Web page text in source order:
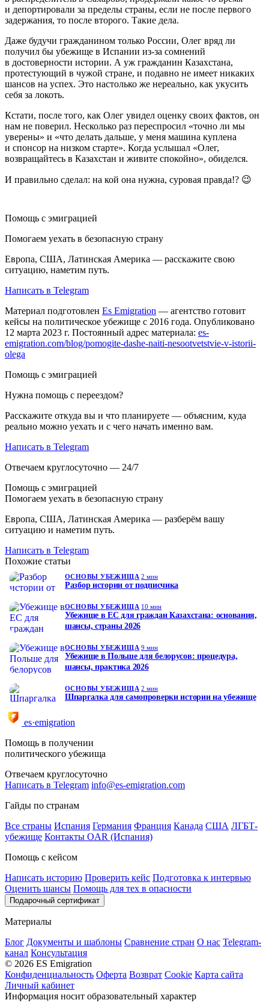
и депортировали за пределы страны, если не после первого
задержания, то после второго. Такие дела.
Даже будучи гражданином только России, Олег вряд ли
получил бы убежище в Испании из-за сомнений
в достоверности истории. А уж гражданин Казахстана,
протестующий в чужой стране, и подавно не имеет никаких
шансов на успех. Это настолько же нереально, как укусить
себя за локоть.
Кстати, после того, как Олег увидел оценку своих фактов, он
нам не поверил. Несколько раз переспросил «точно ли мы
уверены» и «что делать дальше, у меня машина куплена
и спонсор на низком старте». Когда услышал «Олег,
возвращайтесь в Казахстан и живите спокойно», обиделся.
И правильно сделал: на кой она нужна, суровая правда!? 😉
Помощь с эмиграцией
Помогаем уехать в безопасную страну
Европа, США, Латинская Америка — расскажите свою
ситуацию, наметим путь.
Написать в Telegram
Материал подготовлен Es Emigration — агентство готовит
кейсы на политическое убежище с 2016 года. Опубликовано
12 марта 2023 г. Постоянный адрес материала: es-
emigration.com/blog/pomogite-dashe-naiti-nesootvetstvie-v-istorii-
olega
Помощь с эмиграцией
Нужна помощь с переездом?
Расскажите откуда вы и что планируете — объясним, куда
реально можно уехать и с чего начать именно вам.
Написать в Telegram
Отвечаем круглосуточно — 24/7
Помощь с эмиграцией
Помогаем уехать в безопасную страну
Европа, США, Латинская Америка — разберём вашу
ситуацию и наметим путь.
Написать в Telegram
Похожие статьи
ОСНОВЫ УБЕЖИЩА 2 мин
Разбор истории от подписчика
ОСНОВЫ УБЕЖИЩА 10 мин
Убежище в ЕС для граждан Казахстана: основания,
шансы, страны 2026
ОСНОВЫ УБЕЖИЩА 9 мин
Убежище в Польше для белорусов: процедура,
шансы, практика 2026
ОСНОВЫ УБЕЖИЩА 2 мин
Шпаргалка для самопроверки истории на убежище
es·emigration
Помощь в получении
политического убежища
Отвечаем круглосуточно
Написать в Telegram info@es-emigration.com
Гайды по странам
Все страны Испания Германия Франция Канада США ЛГБТ-
убежище Контакты OAR (Испания)
Помощь с кейсом
Написать историю Проверить кейс Подготовка к интервью
Оценить шансы Помощь для тех в опасности
Подарочный сертификат
Материалы
Блог Документы и шаблоны Сравнение стран О нас Telegram-
канал Консультация
© 2026 ES Emigration
Конфиденциальность Оферта Возврат Cookie Карта сайта
Личный кабинет
Информация носит образовательный характер